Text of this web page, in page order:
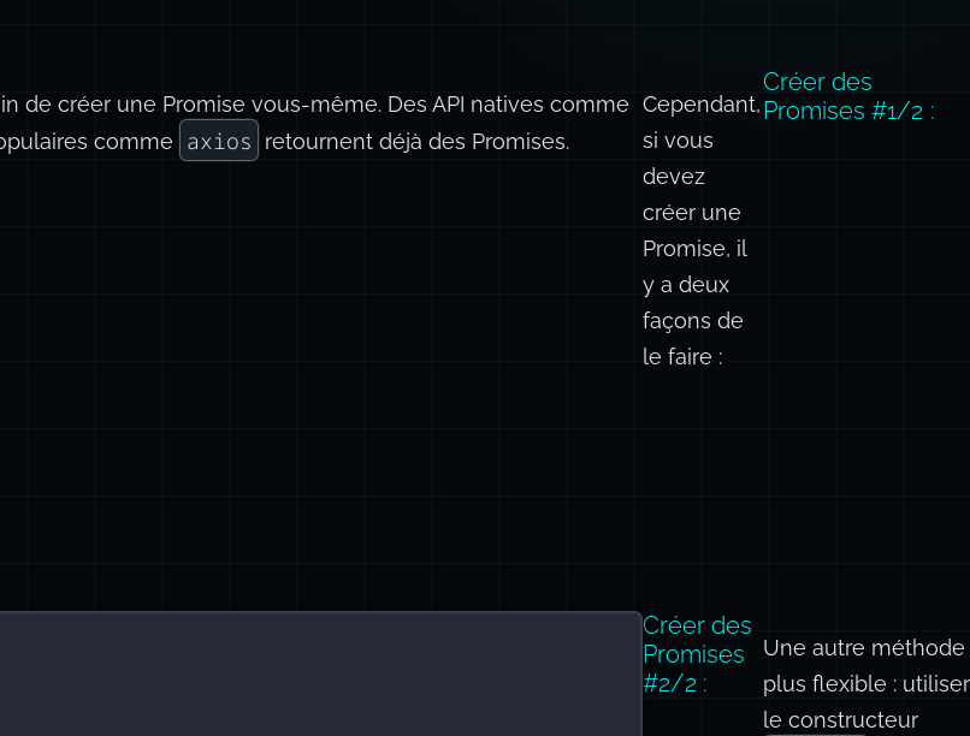
de créer une Promise vous-même. Des API natives comme
comme axios retournent déjà des Promises.
Cependant,
si vous
devez
créer une
Promise, il
y a deux
façons de
le faire :
Créer des
Promises #1/2 :
Créer des
Promises
#2/2 :
Une autre méthode
plus flexible : utiliser
le constructeur